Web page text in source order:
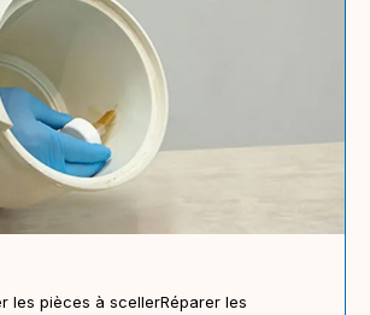
les pièces à scellerRéparer les